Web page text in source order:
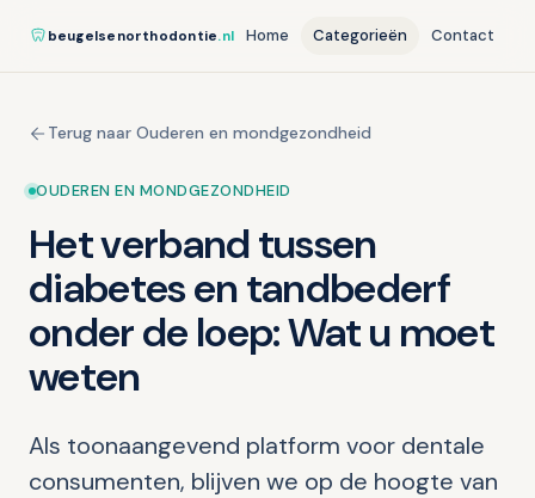
beugelsenorthodontie.nl Home Categorieën Contact
Terug naar Ouderen en mondgezondheid
OUDEREN EN MONDGEZONDHEID
Het verband tussen
diabetes en tandbederf
onder de loep: Wat u moet
weten
Als toonaangevend platform voor dentale
consumenten, blijven we op de hoogte van